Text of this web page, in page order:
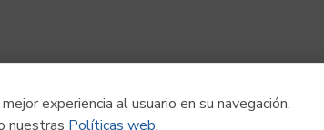
experiencia al usuario en su navegación.
nuestras Políticas web.